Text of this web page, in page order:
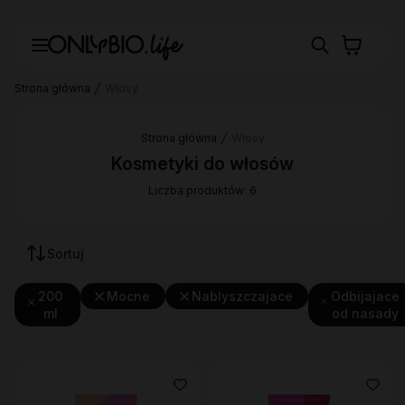
Strona główna
Strona główna
Kosmetyki do włosów
Liczba produktów: 6
Sortuj
200
ml
Mocne Nablyszczajace
Odbijajace
od nasady